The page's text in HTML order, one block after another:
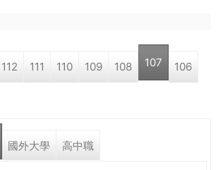
112 111 110 109 108 107 106
國外大學 高中職